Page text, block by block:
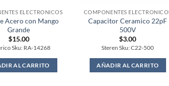
ELECTRONICOS
Acero con Mango
Grande
$15.00
Sku: RA-14268
AL CARRITO
COMPONENTES
Capacitor Ceramico 22pF
500V
$3.00
Steren Sku: C22-500
AÑADIR AL CARRITO